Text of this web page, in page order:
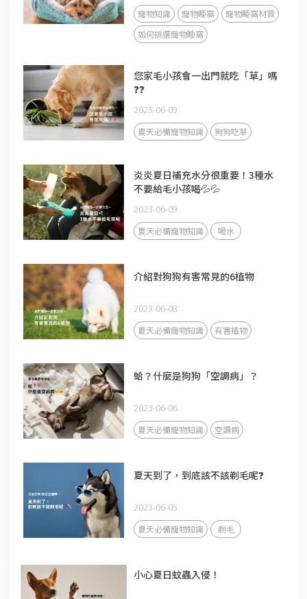
寵物知識 寵物睡窩
寵物睡窩材質
如何挑選寵物睡窩
您家毛小孩會一出門就吃「草」嗎
❓❓
2023-06-09
夏天必備寵物知識 狗狗吃草
炎炎夏日補充水分很重要！3種水
不要給毛小孩喝💦💦
2023-06-09
夏天必備寵物知識 喝水
介紹對狗狗有害常見的6植物
2023-06-08
夏天必備寵物知識 有害植物
蛤？什麼是狗狗「空調病」？
2023-06-06
夏天必備寵物知識 空調病
夏天到了，到底該不該剃毛呢❓
2023-06-05
夏天必備寵物知識 剃毛
小心夏日蚊蟲入侵！